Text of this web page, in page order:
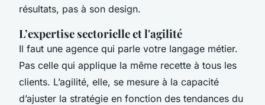
résultats, pas à son design.
L’expertise sectorielle et l'agilité
Il faut une agence qui parle votre langage métier.
Pas celle qui applique la même recette à tous les
clients. L’agilité, elle, se mesure à la capacité
d’ajuster la stratégie en fonction des tendances du